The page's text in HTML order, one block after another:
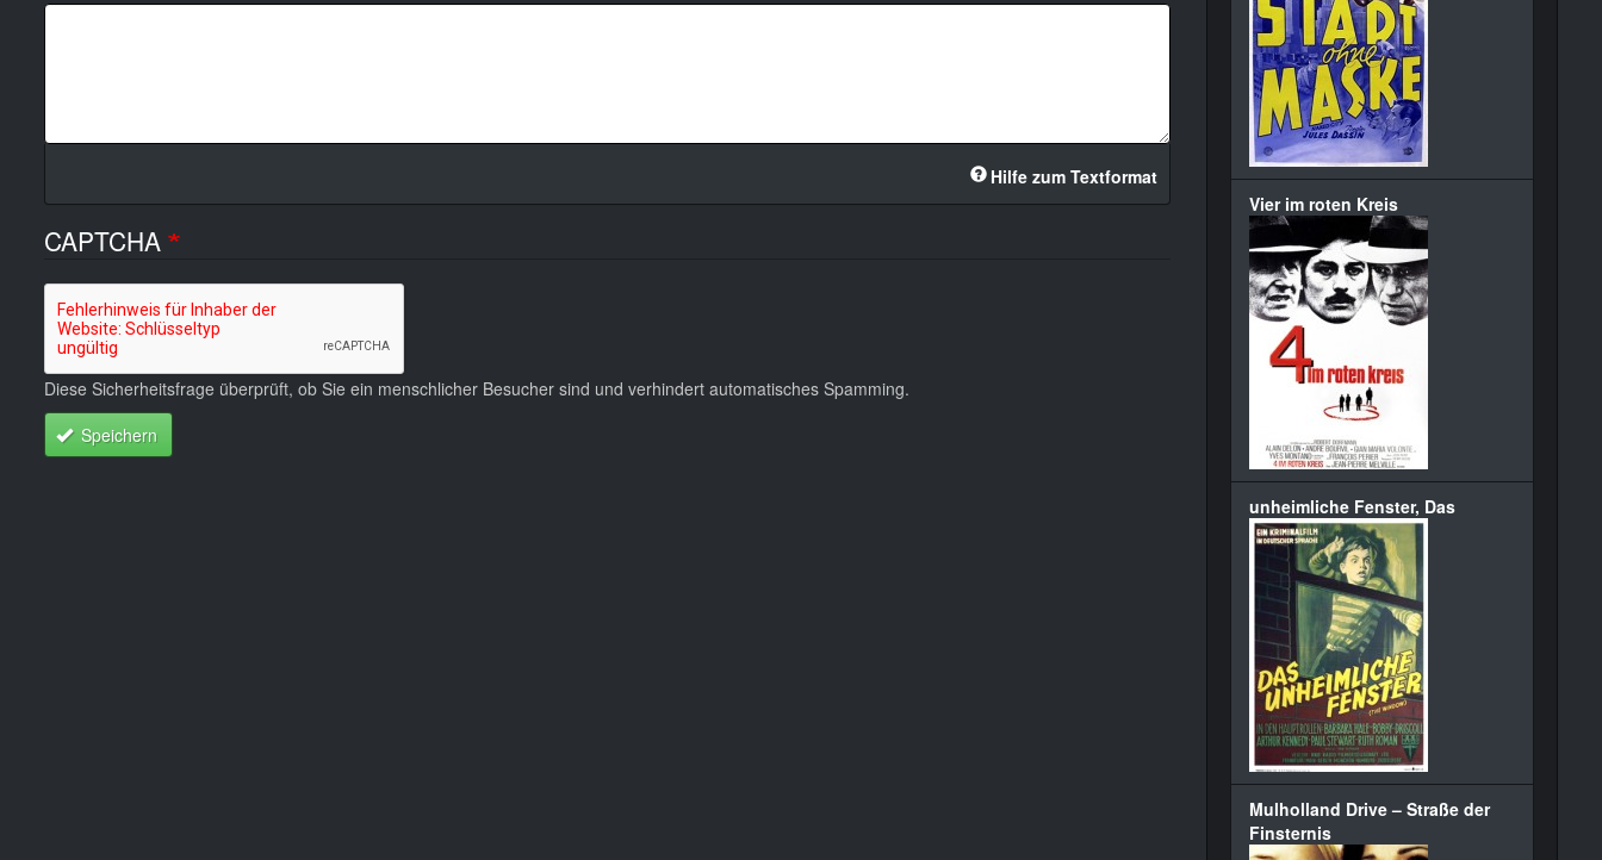
Hilfe zum Textformat
CAPTCHA
Diese Sicherheitsfrage überprüft, ob Sie ein menschlicher Besucher sind und verhindert automatisches Spamming.
Speichern
Vier im roten Kreis
unheimliche Fenster, Das
Mulholland Drive – Straße der
Finsternis